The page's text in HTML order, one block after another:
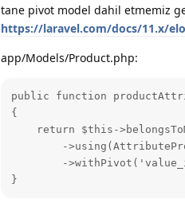
tane pivot model dahil etmemiz
https://laravel.com/docs/11.x/
app/Models/Product.php:
public function
{
return $this-
-
-
}